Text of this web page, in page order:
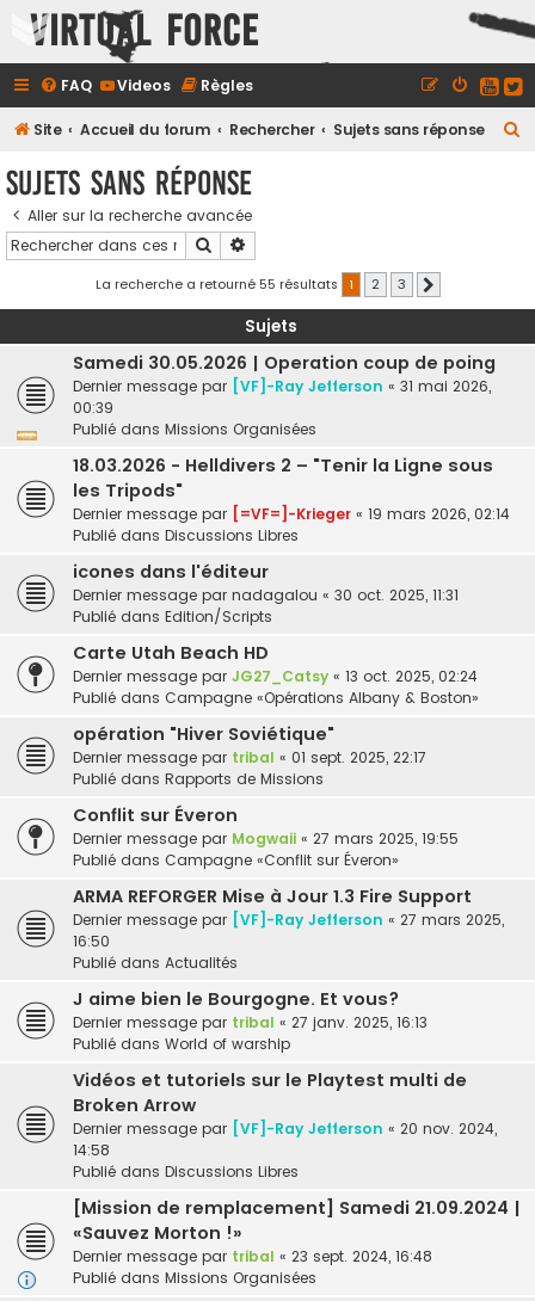
Virtual Force
FAQ Videos Règles
Site Accueil du forum Rechercher Sujets sans réponse
c
h
Sujets sans réponse
Aller sur la recherche avancée
Rechercher
La recherche a retourné 55 résultats 1 2 3
Sujets
Samedi 30.05.2026 | Operation coup de poing
Dernier message par [VF]-Ray Jefferson « 31 mai 2026,
00:39
Publié dans Missions Organisées
18.03.2026 - Helldivers 2 – "Tenir la Ligne sous
les Tripods"
Dernier message par [=VF=]-Krieger « 19 mars 2026, 02:14
Publié dans Discussions Libres
icones dans l'éditeur
Dernier message par nadagalou « 30 oct. 2025, 11:31
Publié dans Edition/Scripts
Carte Utah Beach HD
Dernier message par JG27_Catsy « 13 oct. 2025, 02:24
Publié dans Campagne «Opérations Albany & Boston»
opération "Hiver Soviétique"
Dernier message par tribal « 01 sept. 2025, 22:17
Publié dans Rapports de Missions
Conflit sur Éveron
Dernier message par Mogwaii « 27 mars 2025, 19:55
Publié dans Campagne «Conflit sur Éveron»
ARMA REFORGER Mise à Jour 1.3 Fire Support
Dernier message par [VF]-Ray Jefferson « 27 mars 2025,
16:50
Publié dans Actualités
J aime bien le Bourgogne. Et vous?
Dernier message par tribal « 27 janv. 2025, 16:13
Publié dans World of warship
Vidéos et tutoriels sur le Playtest multi de
Broken Arrow
Dernier message par [VF]-Ray Jefferson « 20 nov. 2024,
14:58
Publié dans Discussions Libres
[Mission de remplacement] Samedi 21.09.2024 |
«Sauvez Morton !»
Dernier message par tribal « 23 sept. 2024, 16:48
Publié dans Missions Organisées